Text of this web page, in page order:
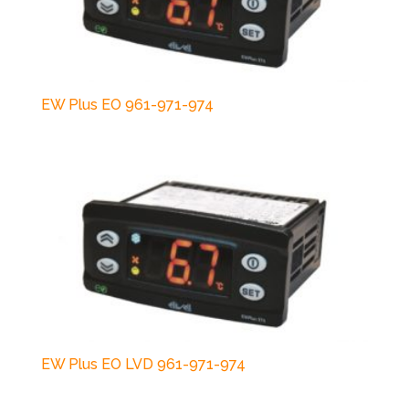
EW Plus EO 961-971-974
EW Plus EO LVD 961-971-974